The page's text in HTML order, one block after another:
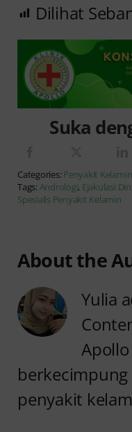
Dilihat
Suka
Categories: Penyakit Kelamin
Tags: Andrologi, Ejakulasi Dini
Spesialis Penyakit Kelamin
About the
Yulia
penyakit
Anyang